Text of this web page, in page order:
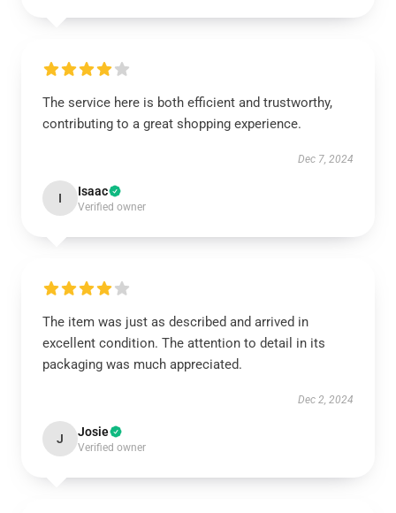
The service here is both efficient and trustworthy,
contributing to a great shopping experience.
Dec 7, 2024
I Isaac
Verified owner
The item was just as described and arrived in
excellent condition. The attention to detail in its
packaging was much appreciated.
Dec 2, 2024
J Josie
Verified owner